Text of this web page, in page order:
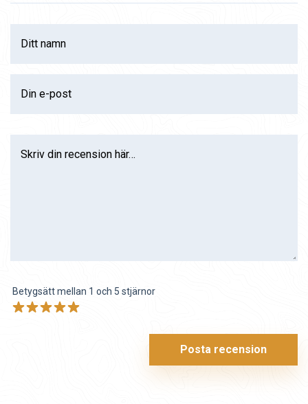
Ditt namn
Din e-post
Skriv din recension här…
Betygsätt mellan 1 och 5 stjärnor
Posta recension